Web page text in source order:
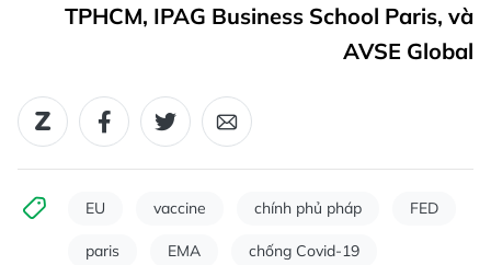
TPHCM, IPAG Business School Paris, và
AVSE Global
EU vaccine chính phủ pháp FED
paris EMA chống Covid-19